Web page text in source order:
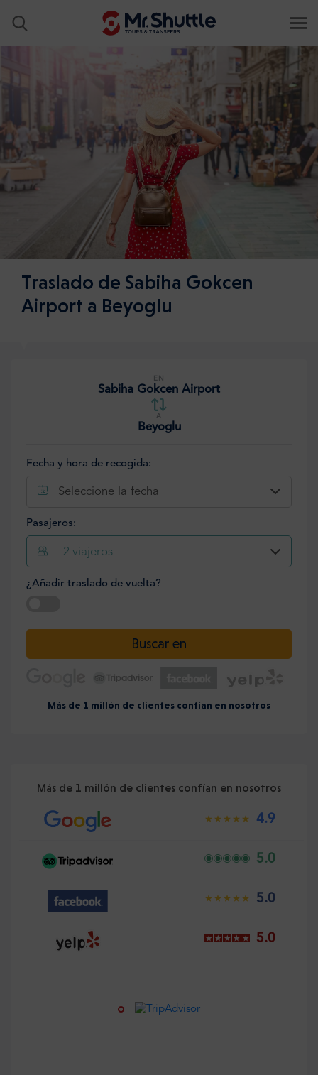
Traslado de Sabiha Gokcen
Airport a Beyoglu
EN
Sabiha Gokcen Airport
A
Beyoglu
Fecha y hora de recogida:
Seleccione la fecha
Pasajeros:
2 viajeros
¿Añadir traslado de vuelta?
Buscar en
Más de 1 millón de clientes confían en nosotros
Más de 1 millón de clientes confían en nosotros
4.9
5.0
5.0
5.0